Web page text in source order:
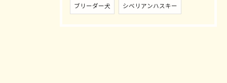
ブリーダー犬 シベリアンハスキー